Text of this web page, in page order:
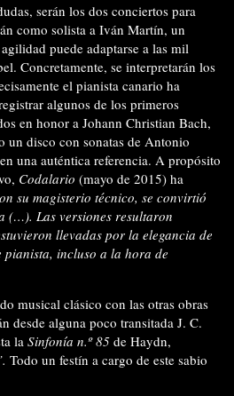
serán los dos conciertos para
como solista a Iván Martín, un
puede adaptarse a las mil
Concretamente, se interpretarán los
el pianista canario ha
algunos de los primeros
en honor a Johann Christian Bach,
un disco con sonatas de Antonio
una auténtica referencia. A propósito
Codalario (mayo de 2015) ha
su magisterio técnico, se convirtió
(…). Las versiones resultaron
llevadas por la elegancia de
pianista, incluso a la hora de
musical clásico con las otras obras
desde alguna poco transitada J. C.
la Sinfonía n.º 85 de Haydn,
Todo un festín a cargo de este sabio